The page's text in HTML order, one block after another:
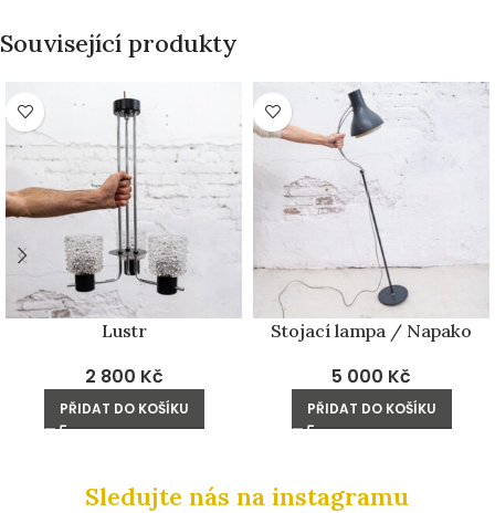
Související produkty
Lustr
2 800 Kč
PŘIDAT DO KOŠÍKU
Stojací lampa / Napako
5 000 Kč
PŘIDAT DO KOŠÍKU
Sledujte nás na instagramu